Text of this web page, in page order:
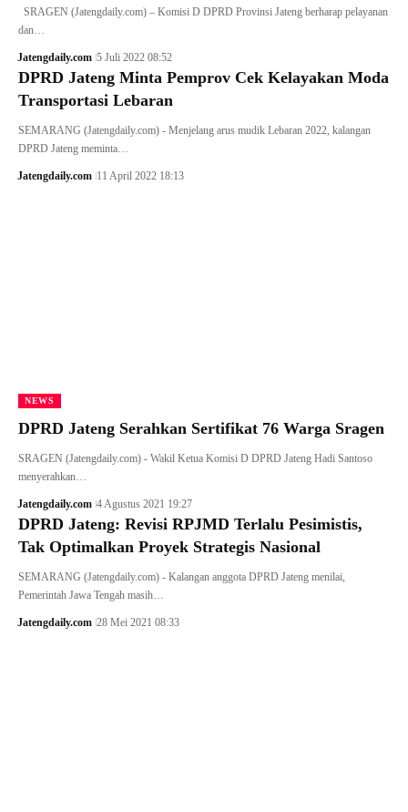
SRAGEN (Jatengdaily.com) – Komisi D DPRD Provinsi Jateng berharap pelayanan
dan…
Jatengdaily.com 5 Juli 2022 08:52
DPRD Jateng Minta Pemprov Cek Kelayakan Moda
Transportasi Lebaran
SEMARANG (Jatengdaily.com) - Menjelang arus mudik Lebaran 2022, kalangan
DPRD Jateng meminta…
Jatengdaily.com 11 April 2022 18:13
NEWS
DPRD Jateng Serahkan Sertifikat 76 Warga Sragen
SRAGEN (Jatengdaily.com) - Wakil Ketua Komisi D DPRD Jateng Hadi Santoso
menyerahkan…
Jatengdaily.com 4 Agustus 2021 19:27
DPRD Jateng: Revisi RPJMD Terlalu Pesimistis,
Tak Optimalkan Proyek Strategis Nasional
SEMARANG (Jatengdaily.com) - Kalangan anggota DPRD Jateng menilai,
Pemerintah Jawa Tengah masih…
Jatengdaily.com 28 Mei 2021 08:33